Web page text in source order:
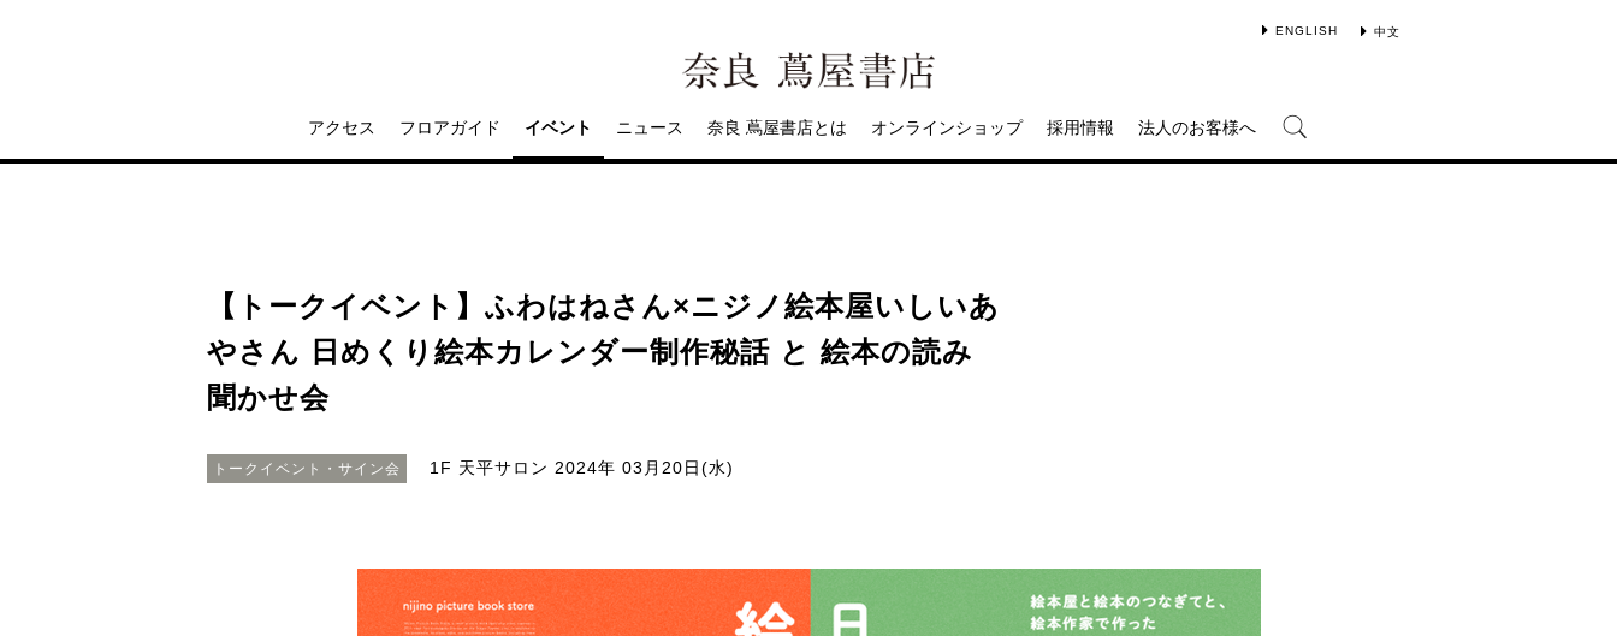
ENGLISH 中文
アクセス フロアガイド イベント ニュース 奈良 蔦屋書店とは オンラインショップ 採用情報 法人のお客様へ
【トークイベント】ふわはねさん×ニジノ絵本屋いしいあ
やさん 日めくり絵本カレンダー制作秘話 と 絵本の読み
聞かせ会
トークイベント・サイン会 1F 天平サロン 2024年 03月20日(水)